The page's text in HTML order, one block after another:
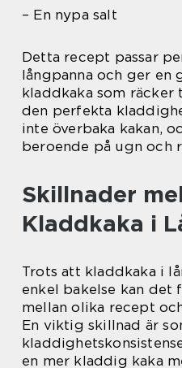
– En nypa salt
Detta recept passar
långpanna och ger en
kladdkaka som räcker
den perfekta
inte överbaka kakan,
beroende på ugn och
Skillnader
Kladdkaka i
Trots att kladdkaka i
enkel bakelse kan det
mellan olika recept
En viktig skillnad är
en mer kladdig kaka